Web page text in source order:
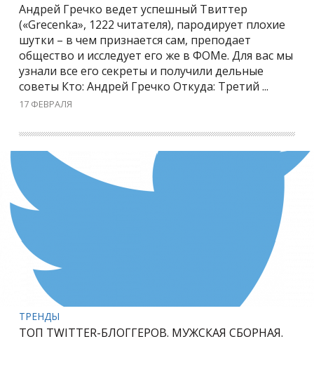
Андрей Гречко ведет успешный Твиттер
(«Grecenkа», 1222 читателя), пародирует плохие
шутки – в чем признается сам, преподает
общество и исследует его же в ФОМе. Для вас мы
узнали все его секреты и получили дельные
советы Кто: Андрей Гречко Откуда: Третий ...
17 ФЕВРАЛЯ
ТРЕНДЫ
ТОП TWITTER-БЛОГГЕРОВ. МУЖСКАЯ СБОРНАЯ.